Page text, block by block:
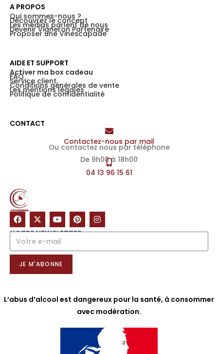
NOTRE NEWSLETTER
JE M'ABONNE
CONTACT
Contactez-nous par mail
Ou contactez nous par téléphone
De 9h00 à 18h00
04 13 96 15 61
AIDE ET SUPPORT
Activer ma box cadeau
FAQ
Service client
Conditions générales de vente
Les mentions légales
Politique de confidentialité
A PROPOS
Qui sommes-nous ?
Découvrez le concept
Les médias parlent de nous
Devenir Vigneron Partenaire
Proposer une Vinescapade
L’abus d’alcool est dangereux pour la santé, à consommer
avec modération.